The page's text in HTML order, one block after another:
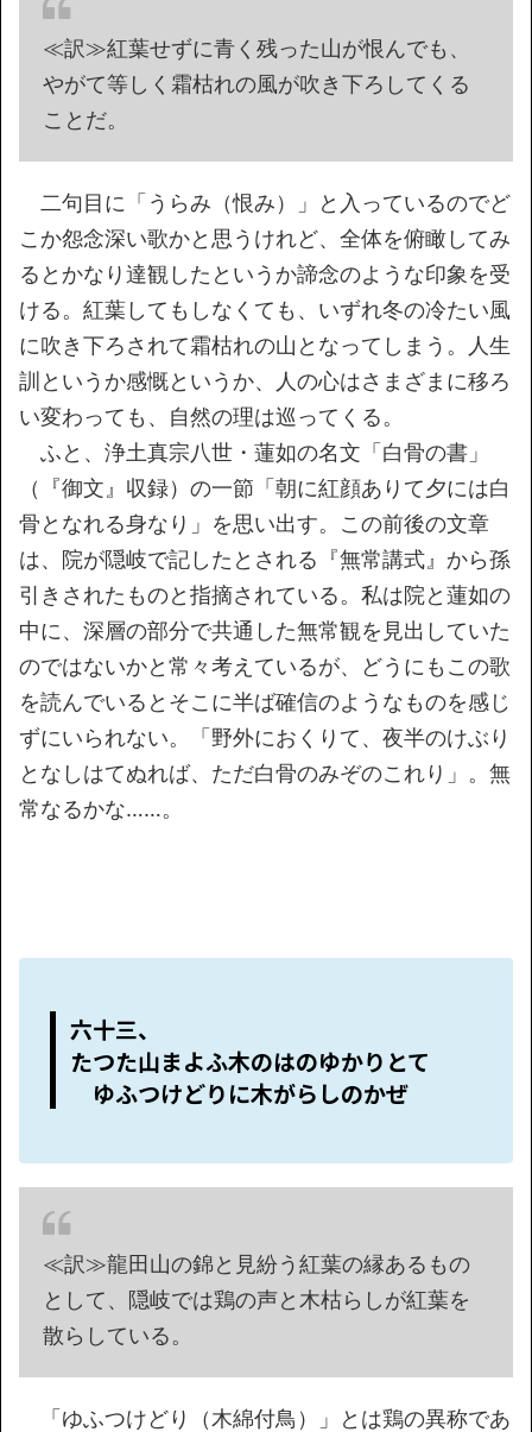
≪訳≫紅葉せずに青く残った山が恨んでも、
やがて等しく霜枯れの風が吹き下ろしてくる
ことだ。
二句目に「うらみ（恨み）」と入っているのでど
こか怨念深い歌かと思うけれど、全体を俯瞰してみ
るとかなり達観したというか諦念のような印象を受
ける。紅葉してもしなくても、いずれ冬の冷たい風
に吹き下ろされて霜枯れの山となってしまう。人生
訓というか感慨というか、人の心はさまざまに移ろ
い変わっても、自然の理は巡ってくる。
ふと、浄土真宗八世・蓮如の名文「白骨の書」
（『御文』収録）の一節「朝に紅顔ありて夕には白
骨となれる身なり」を思い出す。この前後の文章
は、院が隠岐で記したとされる『無常講式』から孫
引きされたものと指摘されている。私は院と蓮如の
中に、深層の部分で共通した無常観を見出していた
のではないかと常々考えているが、どうにもこの歌
を読んでいるとそこに半ば確信のようなものを感じ
ずにいられない。「野外におくりて、夜半のけぶり
となしはてぬれば、ただ白骨のみぞのこれり」。無
常なるかな……。
六十三、
たつた山まよふ木のはのゆかりとて
ゆふつけどりに木がらしのかぜ
≪訳≫龍田山の錦と見紛う紅葉の縁あるもの
として、隠岐では鶏の声と木枯らしが紅葉を
散らしている。
「ゆふつけどり（木綿付鳥）」とは鶏の異称であ